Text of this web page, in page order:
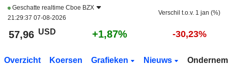
Geschatte realtime Cboe BZX
21:29:37 07-08-2026
Verschil t.o.v. 1 jan (%)
57,96 USD +1,87% -30,23%
Overzicht Koersen Grafieken Nieuws